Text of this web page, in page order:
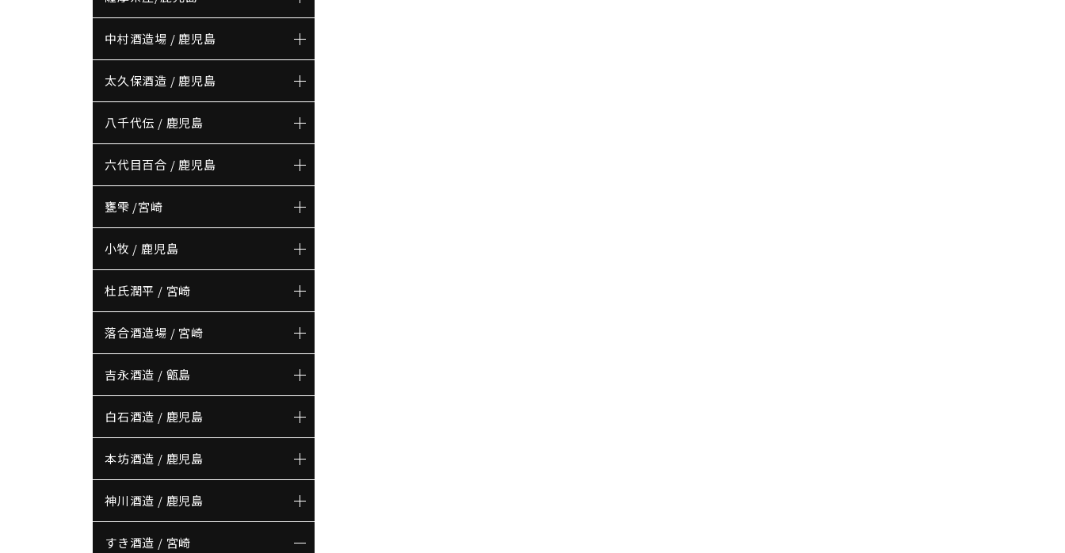
中村酒造場 / 鹿児島
太久保酒造 / 鹿児島
八千代伝 / 鹿児島
六代目百合 / 鹿児島
甕雫 /宮崎
小牧 / 鹿児島
杜氏潤平 / 宮崎
落合酒造場 / 宮崎
吉永酒造 / 甑島
白石酒造 / 鹿児島
本坊酒造 / 鹿児島
神川酒造 / 鹿児島
すき酒造 / 宮崎